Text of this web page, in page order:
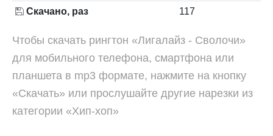
Скачано, раз 117
Чтобы скачать рингтон «Лигалайз - Сволочи»
для мобильного телефона, смартфона или
планшета в mp3 формате, нажмите на кнопку
«Скачать» или прослушайте другие нарезки из
категории «Хип-хоп»